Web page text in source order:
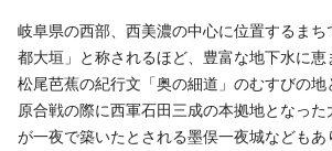
岐阜県の西部、西美濃の中心に位置するま
都大垣」と称されるほど、豊富な地下水に恵
松尾芭蕉の紀行文「奥の細道」のむすびの地
原合戦の際に西軍石田三成の本拠地となっ
が一夜で築いたとされる墨俣一夜城なども